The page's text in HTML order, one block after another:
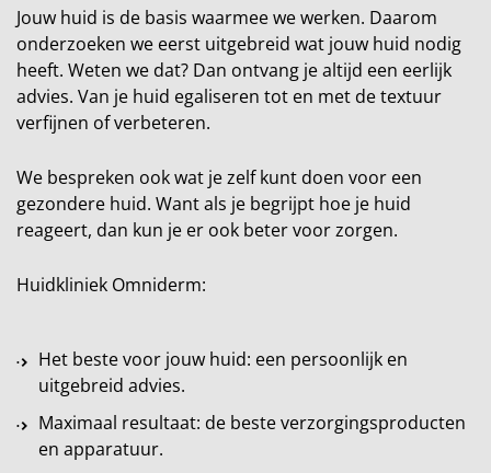
Jouw huid is de basis waarmee we werken. Daarom
onderzoeken we eerst uitgebreid wat jouw huid nodig
heeft. Weten we dat? Dan ontvang je altijd een eerlijk
advies. Van je huid egaliseren tot en met de textuur
verfijnen of verbeteren.
We bespreken ook wat je zelf kunt doen voor een
gezondere huid. Want als je begrijpt hoe je huid
reageert, dan kun je er ook beter voor zorgen.
Huidkliniek Omniderm:
Het beste voor jouw huid: een persoonlijk en
uitgebreid advies.
Maximaal resultaat: de beste verzorgingsproducten
en apparatuur.